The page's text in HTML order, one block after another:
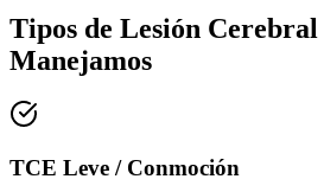
Tipos de Lesión
Manejamos
TCE Leve / Conmoción